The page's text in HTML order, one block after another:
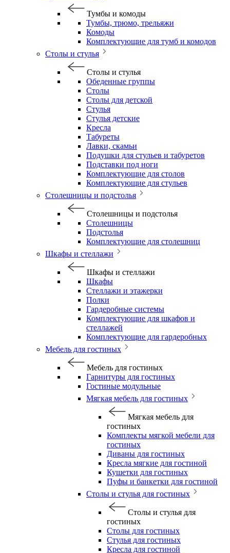
Тумбы и комоды
Тумбы, трюмо, трельяжи
Комоды
Комплектующие для тумб и комодов
Столы и стулья
Столы и стулья
Обеденные группы
Столы
Столы для детской
Стулья
Стулья детские
Кресла
Табуреты
Лавки, скамьи
Подушки для стульев и табуретов
Подставки под ноги
Комплектующие для столов
Комплектующие для стульев
Столешницы и подстолья
Столешницы и подстолья
Столешницы
Подстолья
Комплектующие для столешниц
Шкафы и стеллажи
Шкафы и стеллажи
Шкафы
Стеллажи и этажерки
Полки
Гардеробные системы
Комплектующие для шкафов и
стеллажей
Комплектующие для гардеробных
Мебель для гостиных
Мебель для гостиных
Гарнитуры для гостиных
Гостиные модульные
Мягкая мебель для гостиных
Мягкая мебель для
гостиных
Комплекты мягкой мебели для
гостиных
Диваны для гостиных
Кресла мягкие для гостиной
Кушетки для гостиных
Пуфы и банкетки для гостиной
Столы и стулья для гостиных
Столы и стулья для
гостиных
Столы для гостиных
Стулья для гостиных
Кресла для гостиной